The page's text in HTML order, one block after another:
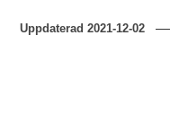
Uppdaterad2021-12-02